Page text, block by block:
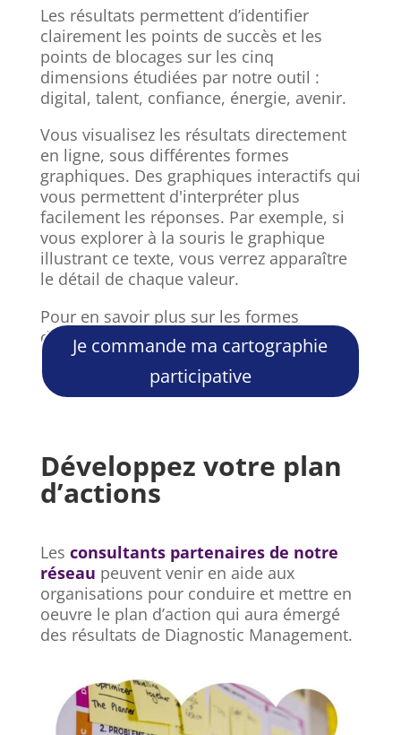
Les résultats permettent d’identifier
clairement les points de succès et les
points de blocages sur les cinq
dimensions étudiées par notre outil :
digital, talent, confiance, énergie, avenir.
Vous visualisez les résultats directement
en ligne, sous différentes formes
graphiques. Des graphiques interactifs qui
vous permettent d'interpréter plus
facilement les réponses. Par exemple, si
vous explorer à la souris le graphique
illustrant ce texte, vous verrez apparaître
le détail de chaque valeur.
Pour en savoir plus sur les formes
d'analyse disponibles,
consultez ce
document.
Je commande ma cartographie
participative
Développez votre plan
d’actions
Les consultants partenaires de notre
réseau peuvent venir en aide aux
organisations pour conduire et mettre en
oeuvre le plan d’action qui aura émergé
des résultats de Diagnostic Management.